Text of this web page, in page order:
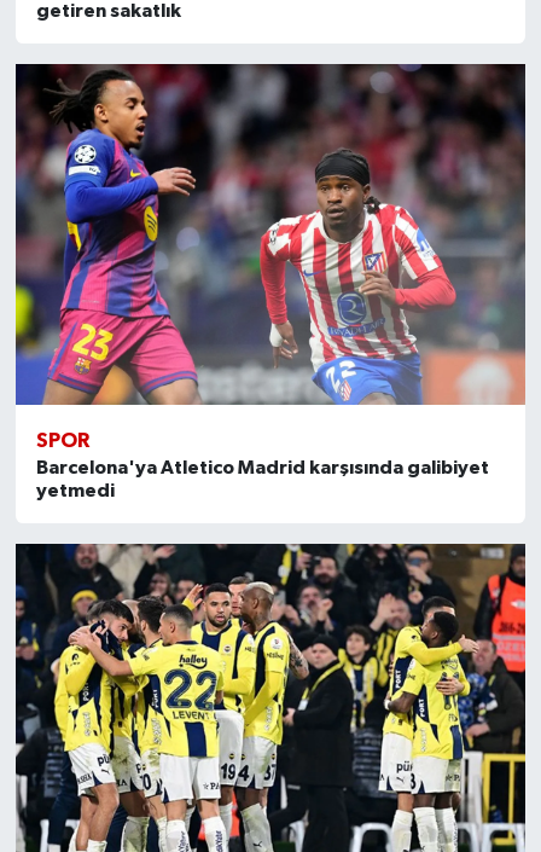
getiren sakatlık
SPOR
Barcelona'ya Atletico Madrid karşısında galibiyet
yetmedi